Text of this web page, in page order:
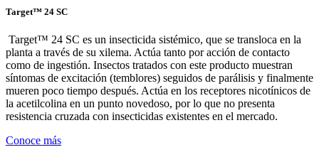
Target™ 24 SC
Target™ 24 SC es un insecticida sistémico, que se transloca en la
planta a través de su xilema. Actúa tanto por acción de contacto
como de ingestión. Insectos tratados con este producto muestran
síntomas de excitación (temblores) seguidos de parálisis y finalmente
mueren poco tiempo después. Actúa en los receptores nicotínicos de
la acetilcolina en un punto novedoso, por lo que no presenta
resistencia cruzada con insecticidas existentes en el mercado.
Conoce más